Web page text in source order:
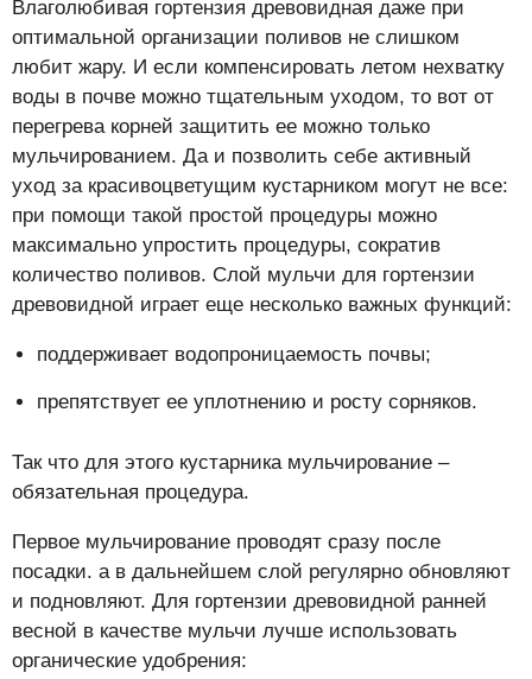
Влаголюбивая гортензия древовидная даже при
оптимальной организации поливов не слишком
любит жару. И если компенсировать летом нехватку
воды в почве можно тщательным уходом, то вот от
перегрева корней защитить ее можно только
мульчированием. Да и позволить себе активный
уход за красивоцветущим кустарником могут не все:
при помощи такой простой процедуры можно
максимально упростить процедуры, сократив
количество поливов. Слой мульчи для гортензии
древовидной играет еще несколько важных функций:
поддерживает водопроницаемость почвы;
препятствует ее уплотнению и росту сорняков.
Так что для этого кустарника мульчирование –
обязательная процедура.
Первое мульчирование проводят сразу после
посадки. а в дальнейшем слой регулярно обновляют
и подновляют. Для гортензии древовидной ранней
весной в качестве мульчи лучше использовать
органические удобрения: